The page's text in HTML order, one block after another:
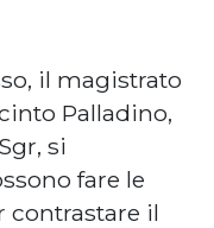
il magistrato
Palladino,
si
fare le
contrastare il